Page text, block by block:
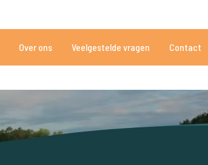
Over ons Veelgestelde vragen Contact